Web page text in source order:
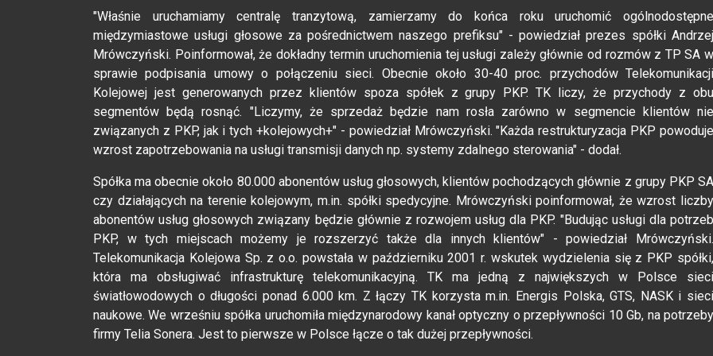
"Właśnie uruchamiamy centralę tranzytową, zamierzamy do końca roku uruchomić ogólnodostępne
międzymiastowe usługi głosowe za pośrednictwem naszego prefiksu" - powiedział prezes spółki Andrzej
Mrówczyński. Poinformował, że dokładny termin uruchomienia tej usługi zależy głównie od rozmów z TP SA w
sprawie podpisania umowy o połączeniu sieci. Obecnie około 30-40 proc. przychodów Telekomunikacji
Kolejowej jest generowanych przez klientów spoza spółek z grupy PKP. TK liczy, że przychody z obu
segmentów będą rosnąć. "Liczymy, że sprzedaż będzie nam rosła zarówno w segmencie klientów nie
związanych z PKP, jak i tych +kolejowych+" - powiedział Mrówczyński. "Każda restrukturyzacja PKP powoduje
wzrost zapotrzebowania na usługi transmisji danych np. systemy zdalnego sterowania" - dodał.
Spółka ma obecnie około 80.000 abonentów usług głosowych, klientów pochodzących głównie z grupy PKP SA
czy działających na terenie kolejowym, m.in. spółki spedycyjne. Mrówczyński poinformował, że wzrost liczby
abonentów usług głosowych związany będzie głównie z rozwojem usług dla PKP. "Budując usługi dla potrzeb
PKP, w tych miejscach możemy je rozszerzyć także dla innych klientów" - powiedział Mrówczyński.
Telekomunikacja Kolejowa Sp. z o.o. powstała w październiku 2001 r. wskutek wydzielenia się z PKP spółki,
która ma obsługiwać infrastrukturę telekomunikacyjną. TK ma jedną z największych w Polsce sieci
światłowodowych o długości ponad 6.000 km. Z łączy TK korzysta m.in. Energis Polska, GTS, NASK i sieci
naukowe. We wrześniu spółka uruchomiła międzynarodowy kanał optyczny o przepływności 10 Gb, na potrzeby
firmy Telia Sonera. Jest to pierwsze w Polsce łącze o tak dużej przepływności.